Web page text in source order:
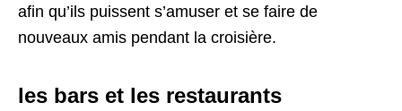
afin qu’ils puissent s’amuser et se faire de
nouveaux amis pendant la croisière.
les bars et les restaurants